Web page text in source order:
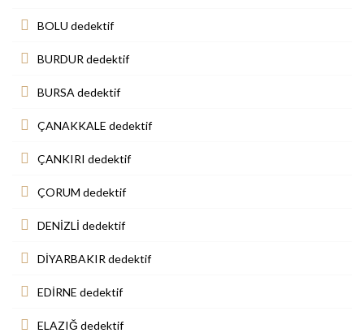
BOLU dedektif
BURDUR dedektif
BURSA dedektif
ÇANAKKALE dedektif
ÇANKIRI dedektif
ÇORUM dedektif
DENİZLİ dedektif
DİYARBAKIR dedektif
EDİRNE dedektif
ELAZIĞ dedektif